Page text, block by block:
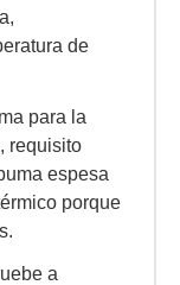
de
para la
requisito
espesa
porque
a